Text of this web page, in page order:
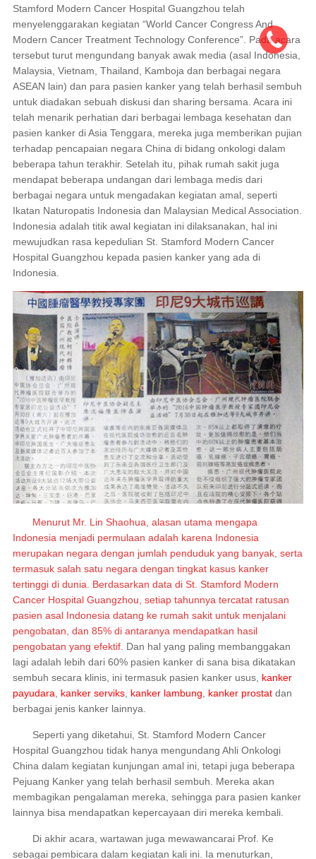
Stamford Modern Cancer Hospital Guangzhou telah
menyelenggarakan kegiatan “World Cancer Congress And
Modern Cancer Treatment Technology Conference”. Pada acara
tersebut turut mengundang banyak awak media (asal Indonesia,
Malaysia, Vietnam, Thailand, Kamboja dan berbagai negara
ASEAN lain) dan para pasien kanker yang telah berhasil sembuh
untuk diadakan sebuah diskusi dan sharing bersama. Acara ini
telah menarik perhatian dari berbagai lembaga kesehatan dan
pasien kanker di Asia Tenggara, mereka juga memberikan pujian
terhadap pencapaian negara China di bidang onkologi dalam
beberapa tahun terakhir. Setelah itu, pihak rumah sakit juga
mendapat beberapa undangan dari lembaga medis dari
berbagai negara untuk mengadakan kegiatan amal, seperti
Ikatan Naturopatis Indonesia dan Malaysian Medical Association.
Indonesia adalah titik awal kegiatan ini dilaksanakan, hal ini
mewujudkan rasa kepedulian St. Stamford Modern Cancer
Hospital Guangzhou kepada pasien kanker yang ada di
Indonesia.
Menurut Mr. Lin Shaohua, alasan utama mengapa
Indonesia menjadi permulaan adalah karena Indonesia
merupakan negara dengan jumlah penduduk yang banyak, serta
termasuk salah satu negara dengan tingkat kasus kanker
tertinggi di dunia. Berdasarkan data di St. Stamford Modern
Cancer Hospital Guangzhou, setiap tahunnya tercatat ratusan
pasien asal Indonesia datang ke rumah sakit untuk menjalani
pengobatan, dan 85% di antaranya mendapatkan hasil
pengobatan yang efektif. Dan hal yang paling membanggakan
lagi adalah lebih dari 60% pasien kanker di sana bisa dikatakan
sembuh secara klinis, ini termasuk pasien kanker usus, kanker
payudara
kanker serviks, kanker lambung kanker prostatdan
berbagai jenis kanker lainnya.
Seperti yang diketahui, St. Stamford Modern Cancer
Hospital Guangzhou tidak hanya mengundang Ahli Onkologi
China dalam kegiatan kunjungan amal ini, tetapi juga beberapa
Pejuang Kanker yang telah berhasil sembuh. Mereka akan
membagikan pengalaman mereka, sehingga para pasien kanker
lainnya bisa mendapatkan kepercayaan diri mereka kembali.
Di akhir acara, wartawan juga mewawancarai Prof. Ke
sebagai pembicara dalam kegiatan kali ini. Ia menuturkan,